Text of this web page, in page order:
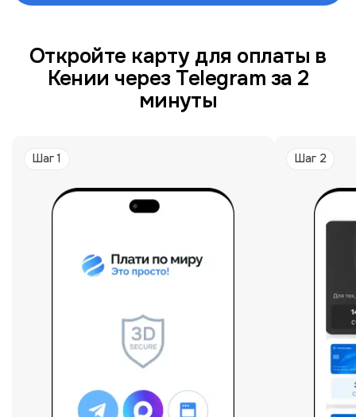
Откройте карту для оплаты в
Кении через Telegram за 2
минуты